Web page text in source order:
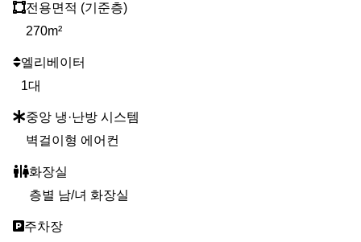
전용면적 (기준층)
270m²
엘리베이터
1대
중앙 냉·난방 시스템
벽걸이형 에어컨
화장실
층별 남/녀 화장실
주차장